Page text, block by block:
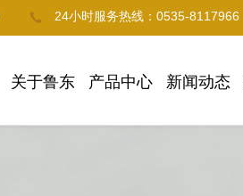
24小时服务热线：0535-8117966
关于鲁东 产品中心 新闻动态